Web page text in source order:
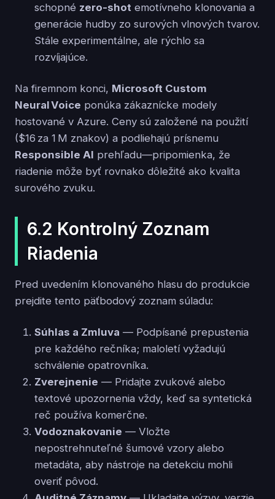
schopné zero-shot emotívneho klonovania a
generácie hudby zo surových vlnových tvarov.
Stále experimentálne, ale rýchlo sa
rozvíjajúce.
Na firemnom konci, Microsoft Custom
Neural Voice ponúka zákaznícke modely
hostované v Azure. Ceny sú založené na použití
($16 za 1 M znakov) a podliehajú prísnemu
Responsible AI prehľadu—pripomienka, že
riadenie môže byť rovnako dôležité ako kvalita
surového zvuku.
6.2 Kontrolný Zoznam
Riadenia
Pred uvedením klonovaného hlasu do produkcie
prejdite tento päťbodový zoznam súladu:
Súhlas a Zmluva — Podpísané prepustenia
pre každého rečníka; maloletí vyžadujú
schválenie opatrovníka.
Zverejnenie — Pridajte zvukové alebo
textové upozornenia vždy, keď sa syntetická
reč používa komerčne.
Vodoznakovanie — Vložte
nepostrehnuteľné šumové vzory alebo
metadáta, aby nástroje na detekciu mohli
overiť pôvod.